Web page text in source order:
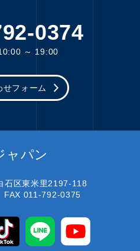
0374
～ 19:00
せフォーム
ャパン
石区東米里2197-118
011-792-0375